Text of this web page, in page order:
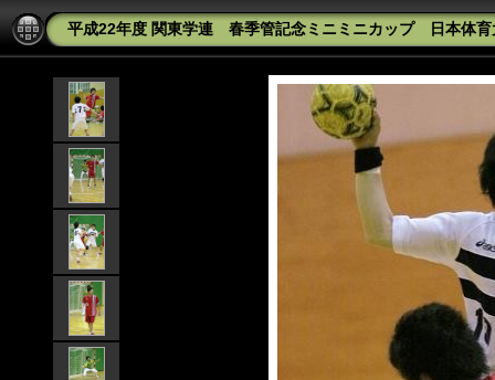
平成22年度 関東学連 春季管記念ミニミニカップ 日本体